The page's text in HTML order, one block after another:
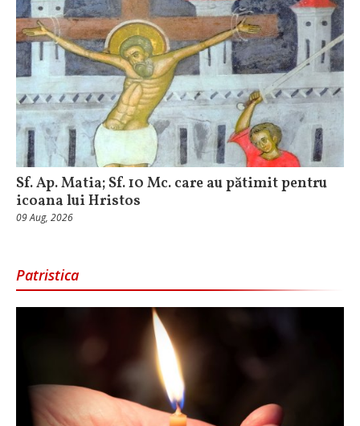
Sf. Ap. Matia; Sf. 10 Mc. care au pătimit pentru
icoana lui Hristos
09 Aug, 2026
Patristica